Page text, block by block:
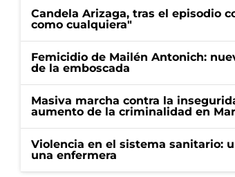
Candela Arizaga, tras el episodio
como cualquiera"
Femicidio de Mailén Antonich:
de la emboscada
Masiva marcha contra la
aumento de la criminalidad en
Violencia en el sistema sanitario:
una enfermera